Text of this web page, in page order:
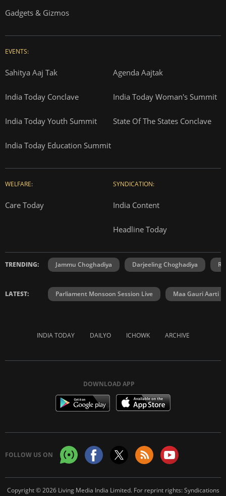
Gadgets & Gizmos
EVENTS:
Sahitya Aaj Tak Agenda Aajtak
India Today Conclave India Today Woman's Summit
India Today Youth Summit State Of The States Conclave
India Today Education Summit
WELFARE:
Care Today
SYNDICATION:
India Content
Headline Today
TRENDING: Jammu Choghadiya Darjeeling Choghadiya
LATEST: Parliament Monsoon Session Live Maa Gauri Aarti
INDIA TODAY DAILYO ICHOWK ARCHIVE
DOWNLOAD APP
FOLLOW US ON
Copyright © 2026 Living Media India Limited. For reprint rights:Syndications